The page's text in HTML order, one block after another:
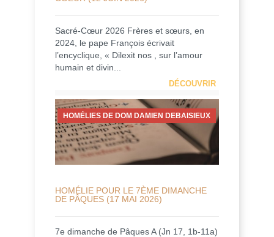
Sacré-Cœur 2026 Frères et sœurs, en
2024, le pape François écrivait
l’encyclique, « Dilexit nos , sur l’amour
humain et divin...
DÉCOUVRIR
HOMÉLIES DE DOM DAMIEN DEBAISIEUX
HOMÉLIE POUR LE 7ÈME DIMANCHE
DE PÂQUES (17 MAI 2026)
7e dimanche de Pâques A (Jn 17, 1b-11a)